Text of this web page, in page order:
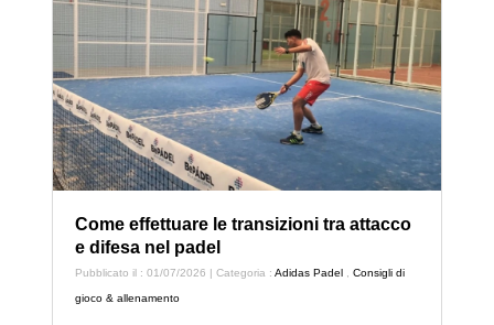
Come effettuare le transizioni tra attacco
e difesa nel padel
Pubblicato il : 01/07/2026 | Categoria :Adidas Padel ,Consigli di
gioco & allenamento